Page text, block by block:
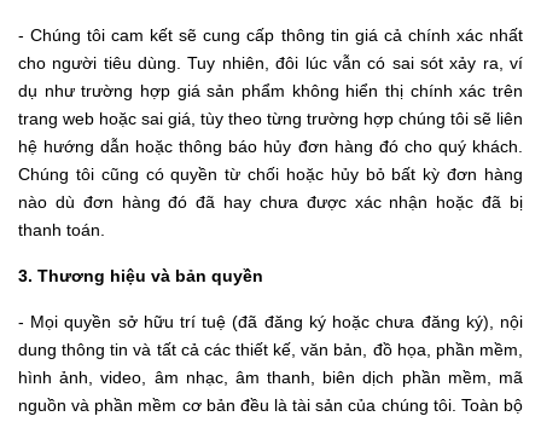
- Chúng tôi cam kết sẽ cung cấp thông tin giá cả chính xác nhất
cho người tiêu dùng. Tuy nhiên, đôi lúc vẫn có sai sót xảy ra, ví
dụ như trường hợp giá sản phẩm không hiển thị chính xác trên
trang web hoặc sai giá, tùy theo từng trường hợp chúng tôi sẽ liên
hệ hướng dẫn hoặc thông báo hủy đơn hàng đó cho quý khách.
Chúng tôi cũng có quyền từ chối hoặc hủy bỏ bất kỳ đơn hàng
nào dù đơn hàng đó đã hay chưa được xác nhận hoặc đã bị
thanh toán.
3. Thương hiệu và bản quyền
- Mọi quyền sở hữu trí tuệ (đã đăng ký hoặc chưa đăng ký), nội
dung thông tin và tất cả các thiết kế, văn bản, đồ họa, phần mềm,
hình ảnh, video, âm nhạc, âm thanh, biên dịch phần mềm, mã
nguồn và phần mềm cơ bản đều là tài sản của chúng tôi. Toàn bộ